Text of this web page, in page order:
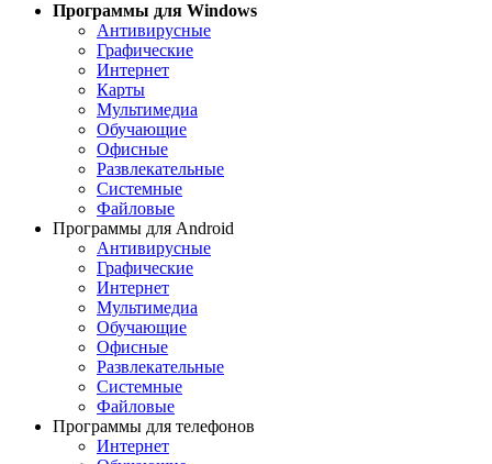
Программы для Windows
Антивирусные
Графические
Интернет
Карты
Мультимедиа
Обучающие
Офисные
Развлекательные
Системные
Файловые
Программы для Android
Антивирусные
Графические
Интернет
Мультимедиа
Обучающие
Офисные
Развлекательные
Системные
Файловые
Программы для телефонов
Интернет